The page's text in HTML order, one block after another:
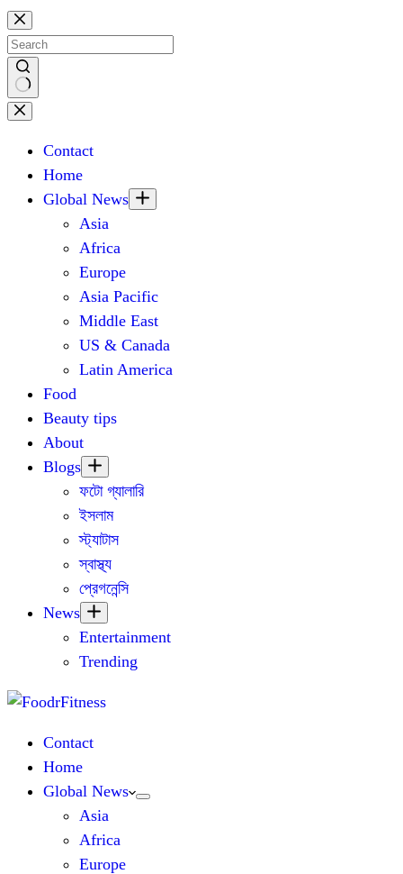
Skip
to
content
No
Contact
Home
Global News
Asia
Africa
Europe
Asia Pacific
Middle East
US & Canada
Latin America
Food
Beauty tips
About
Blogs
ফটো গ্যালারি
ইসলাম
স্ট্যাটাস
স্বাস্থ্য
প্রেগনেন্সি
News
Entertainment
Trending
Contact
Home
Global News
Asia
Africa
Europe